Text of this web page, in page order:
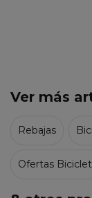
Ver más
Rebajas
Ofertas